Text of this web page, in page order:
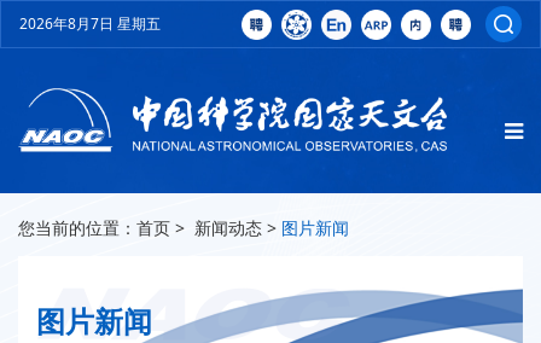
2026年8月7日 星期五
您当前的位置： 首页 > 新闻动态 > 图片新闻
图片新闻